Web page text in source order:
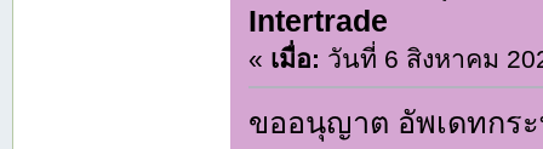
Intertrade
« เมื่อ: วันที่ 6 สิงหาคม
ขออนุญาต อัพเดทกร